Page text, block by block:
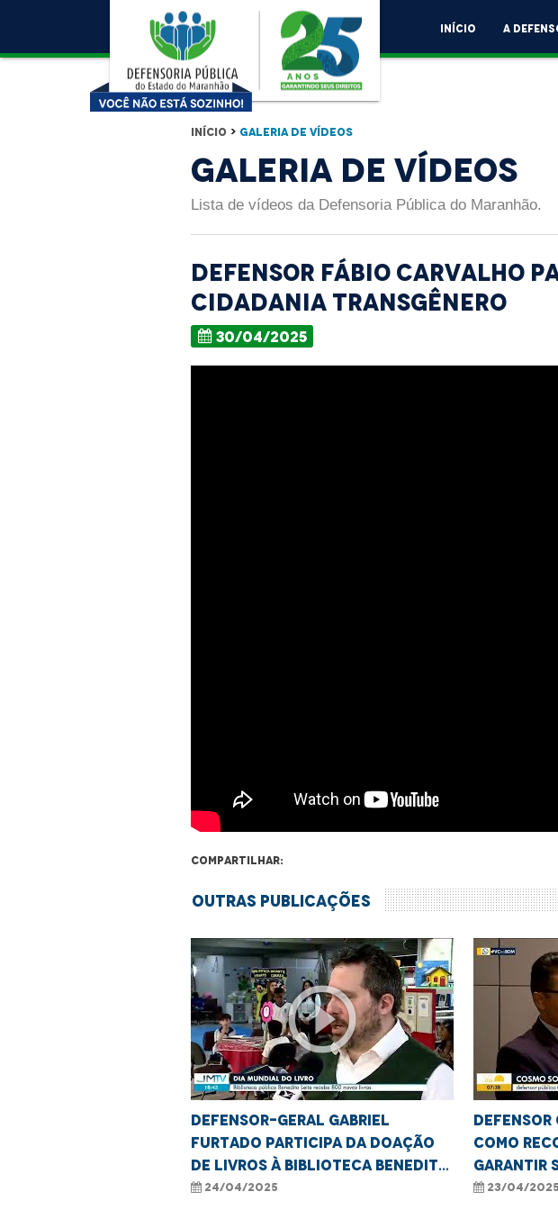
Início A
Início > Galeria de Vídeos
Galeria de Vídeos
Lista de vídeos da Defensoria Pública do Maranhão.
Defensor Fábio Carvalho
Cidadania Transgênero
30/04/2025
Compartilhar:
Outras Publicações
play_circle_outline
Defensor-geral Gabriel
Furtado participa da doação
de livros à Biblioteca Benedito
Leite pela DPE/MA
24/04/2025
Defensor
como
garantir
da saúde
23/04/2025